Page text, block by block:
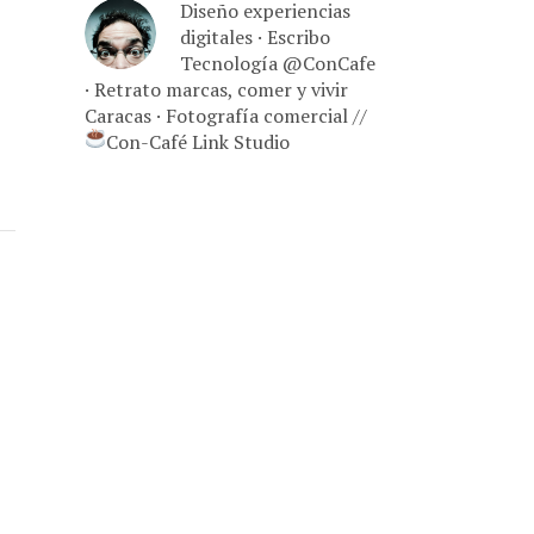
Diseño experiencias
digitales · Escribo
Tecnología @ConCafe
· Retrato marcas, comer y vivir
Caracas · Fotografía comercial //
Con-Café Link Studio